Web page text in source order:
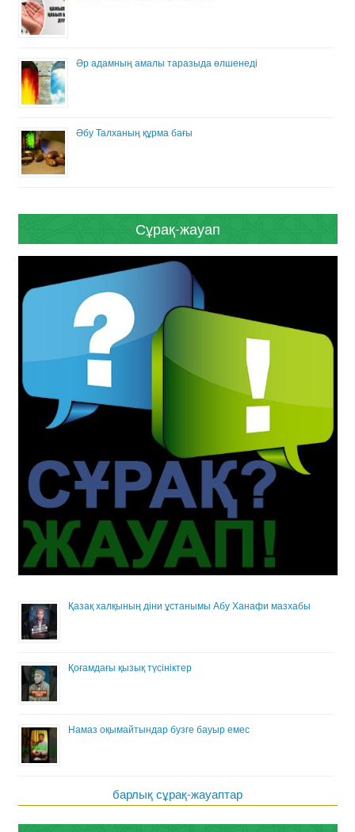
Әр адамның амалы таразыда өлшенеді
Әбу Талханың құрма бағы
Сұрақ-жауап
Қазақ халқының діни ұстанымы Абу Ханафи мазхабы
Қоғамдағы қызық түсініктер
Намаз оқымайтындар бузге бауыр емес
барлық сұрақ-жауаптар